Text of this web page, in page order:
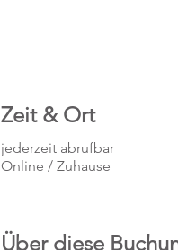
Zeit & Ort
jederzeit abrufbar
Online / Zuhause
Über diese